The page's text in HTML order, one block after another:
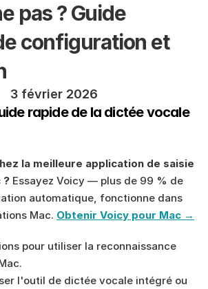
pas ? Guide
configuration et
3 février 2026
rapide de la dictée vocale
la meilleure application de saisie
? Essayez Voicy — plus de 99 % de
automatique, fonctionne dans
Mac. Obtenir Voicy pour Mac →
pour utiliser la reconnaissance
l'outil de dictée vocale intégré ou